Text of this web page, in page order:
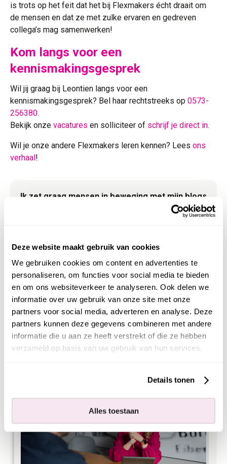
Deze website maakt gebruik van cookies
We gebruiken cookies om content en advertenties te
personaliseren, om functies voor social media te bieden
en om ons websiteverkeer te analyseren. Ook delen we
informatie over uw gebruik van onze site met onze
partners voor social media, adverteren en analyse. Deze
partners kunnen deze gegevens combineren met andere
informatie die u aan ze heeft verstrekt of die ze hebben
verzameld op basis van uw gebruik van hun services.
Details tonen
Alles toestaan
is trots op het feit dat het bij Flexmakers écht draait om
de mensen en dat ze met zulke ervaren en gedreven
collega’s mag samenwerken!
Kom langs voor een
kennismakingsgesprek
Wil jij graag bij Leontien langs voor een
kennismakingsgesprek? Bel haar rechtstreeks op 0573-
256380.
Bekijk onze vacatures en solliciteer of schrijf je direct in.
Wil je onze andere Flexmakers leren kennen? Lees ons
verhaal!
Ik zet graag mensen in beweging met mijn blogs
0573256380
mayke@flexmakers.nl